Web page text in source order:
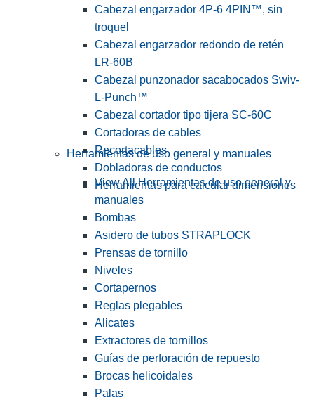
Cabezal engarzador 4P-6 4PIN™, sin
troquel
Cabezal engarzador redondo de retén
LR-60B
Cabezal punzonador sacabocados Swiv-
L-Punch™
Cabezal cortador tipo tijera SC-60C
Cortadoras de cables
Recortacables
Dobladoras de conductos
Herramientas para calcular dimensiones
Herramientas de uso general y manuales
View All Herramientas de uso general y
manuales
Bombas
Asidero de tubos STRAPLOCK
Prensas de tornillo
Niveles
Cortapernos
Reglas plegables
Alicates
Extractores de tornillos
Guías de perforación de repuesto
Brocas helicoidales
Palas